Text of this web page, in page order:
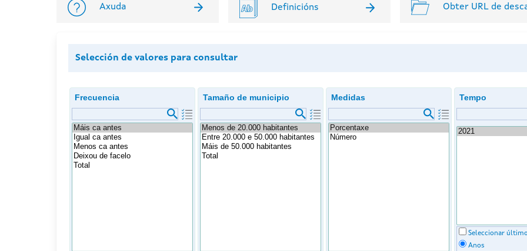
Axuda Definicións Obter URL de
Selección de valores para consultar
Frecuencia Tamaño de municipio Medidas Tempo
Seleccionar
Anos